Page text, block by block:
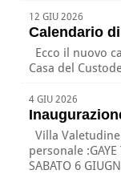
12 GIU 2026
Calendario
Ecco il nuovo
Casa del
4 GIU 2026
Villa Valetudine
personale :GAYE
SABATO 6